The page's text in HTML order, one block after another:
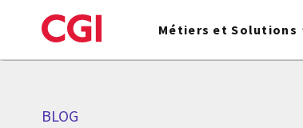
to
Métiers et Solutions
BLOG